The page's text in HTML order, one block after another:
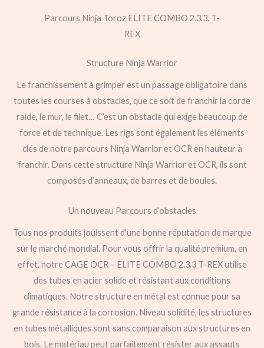
Parcours Ninja Toroz ELITE COMBO 2.3.3. T-
REX
Structure Ninja Warrior
Le franchissement à grimper est un passage obligatoire dans
toutes les courses à obstacles, que ce soit de franchir la corde
raide, le mur, le filet… C’est un obstacle qui exige beaucoup de
force et de technique. Les rigs sont également les éléments
clés de notre parcours Ninja Warrior et OCR en hauteur à
franchir. Dans cette structure Ninja Warrior et OCR, ils sont
composés d’anneaux, de barres et de boules.
Un nouveau Parcours d’obstacles
Tous nos produits jouissent d’une bonne réputation de marque
sur le marché mondial. Pour vous offrir la qualité premium, en
effet, notre CAGE OCR – ELITE COMBO 2.3.3 T-REX utilise
des tubes en acier solide et résistant aux conditions
climatiques. Notre structure en métal est connue pour sa
grande résistance à la corrosion. Niveau solidité, les structures
en tubes métalliques sont sans comparaison aux structures en
bois. Le matériau peut parfaitement résister aux assauts